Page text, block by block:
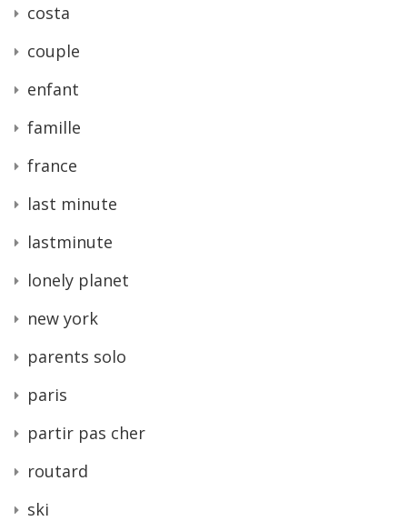
costa
couple
enfant
famille
france
last minute
lastminute
lonely planet
new york
parents solo
paris
partir pas cher
routard
ski